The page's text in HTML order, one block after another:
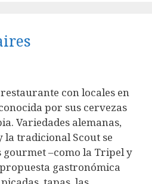
con locales en
por sus cervezas
Variedades alemanas,
la tradicional Scout se
gourmet –como la Tripel y
gastronómica